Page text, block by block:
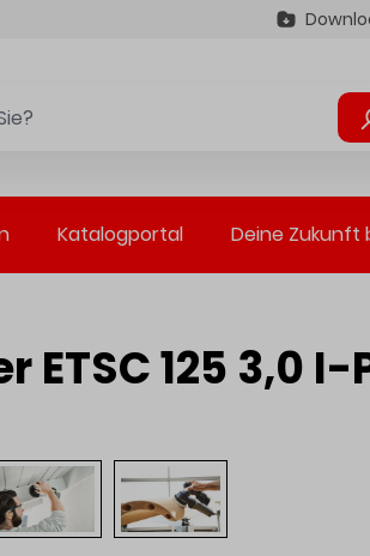
Katalogportal Deine Zukunft
125 3,0 I-